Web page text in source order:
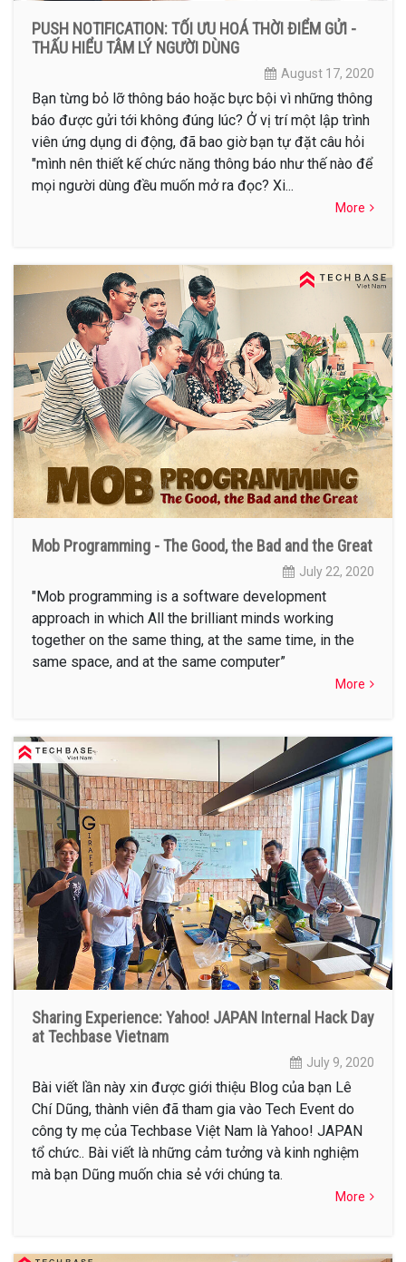
PUSH NOTIFICATION: TỐI ƯU HOÁ THỜI ĐIỂM GỬI -
THẤU HIỂU TÂM LÝ NGƯỜI DÙNG
August 17, 2020
Bạn từng bỏ lỡ thông báo hoặc bực bội vì những thông
báo được gửi tới không đúng lúc? Ở vị trí một lập trình
viên ứng dụng di động, đã bao giờ bạn tự đặt câu hỏi
"mình nên thiết kế chức năng thông báo như thế nào để
mọi người dùng đều muốn mở ra đọc? Xi...
More
Mob Programming - The Good, the Bad and the Great
July 22, 2020
"Mob programming is a software development
approach in which All the brilliant minds working
together on the same thing, at the same time, in the
same space, and at the same computer”
More
Sharing Experience: Yahoo! JAPAN Internal Hack Day
at Techbase Vietnam
July 9, 2020
Bài viết lần này xin được giới thiệu Blog của bạn Lê
Chí Dũng, thành viên đã tham gia vào Tech Event do
công ty mẹ của Techbase Việt Nam là Yahoo! JAPAN
tổ chức.. Bài viết là những cảm tưởng và kinh nghiệm
mà bạn Dũng muốn chia sẻ với chúng ta.
More